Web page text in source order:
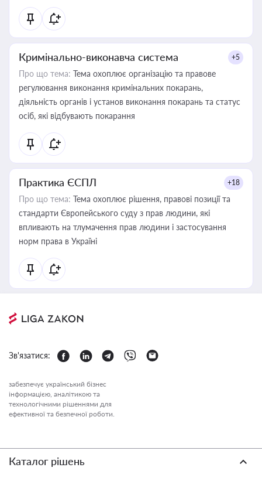
Кримінально-виконавча система +5
Про що тема: Тема охоплює організацію та правове
регулювання виконання кримінальних покарань,
діяльність органів і установ виконання покарань та статус
осіб, які відбувають покарання
Практика ЄСПЛ +18
Про що тема: Тема охоплює рішення, правові позиції та
стандарти Європейського суду з прав людини, які
впливають на тлумачення прав людини і застосування
норм права в Україні
Зв'язатися:
забезпечує український бізнес
інформацією, аналітикою та
технологічними рішеннями для
ефективної та безпечної роботи.
Каталог рішень